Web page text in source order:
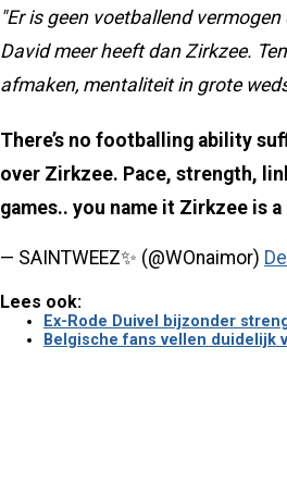
"Er is geen voetballend
David meer heeft dan Zirkzee.
afmaken, mentaliteit in grote
There’s no footballing ability
over Zirkzee. Pace, strength,
games.. you name it Zirkzee is
— SAINTWEEZ✨ (@WOnaimor)
Lees ook:
Ex-Rode Duivel bijzonder
Belgische fans vellen duidelijk